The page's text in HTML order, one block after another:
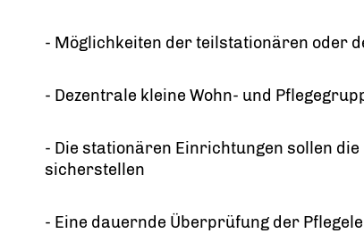
- Möglichkeiten der teilstationären oder
- Dezentrale kleine Wohn- und
- Die stationären Einrichtungen sollen
sicherstellen
- Eine dauernde Überprüfung der